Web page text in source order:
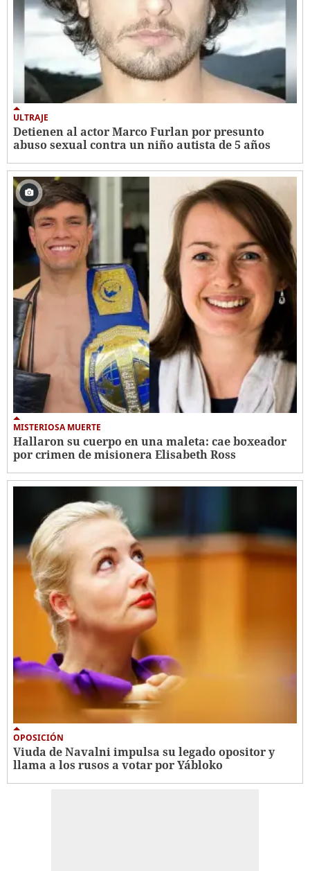
ULTRAJE
Detienen al actor Marco Furlan por presunto
abuso sexual contra un niño autista de 5 años
MISTERIOSA MUERTE
Hallaron su cuerpo en una maleta: cae boxeador
por crimen de misionera Elisabeth Ross
OPOSICIÓN
Viuda de Navalni impulsa su legado opositor y
llama a los rusos a votar por Yábloko